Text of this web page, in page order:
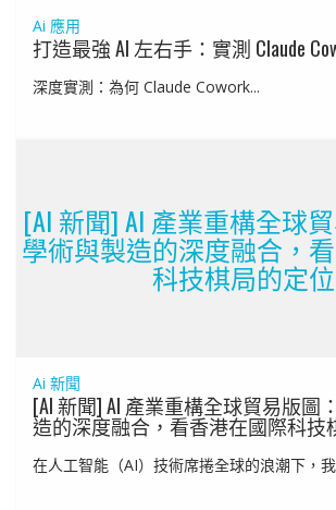
Ai 應用
打造最強 AI 左右手：實測 Claude
深度實測：為何 Claude Cowork...
[AI 新聞] AI 產業重構全球
學術與製造的深度融合，
科技棋局的定位
Ai 新聞
[AI 新聞] AI 產業重構全球貿易版圖
造的深度融合，看香港在國際科技
在人工智能（AI）技術席捲全球的浪潮下，我